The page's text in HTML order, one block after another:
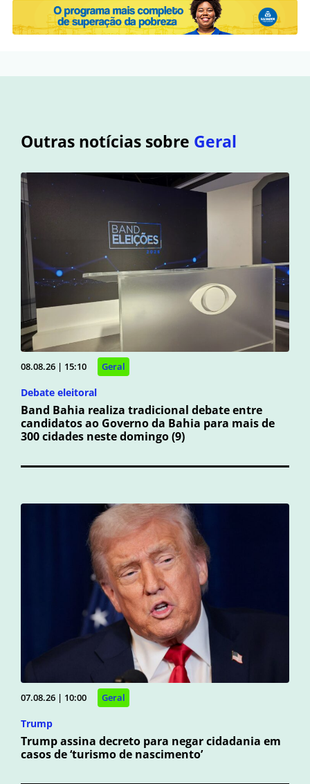
Outras notícias sobre Geral
08.08.26 | 15:10 Geral
Debate eleitoral
Band Bahia realiza tradicional debate entre
candidatos ao Governo da Bahia para mais de
300 cidades neste domingo (9)
07.08.26 | 10:00 Geral
Trump
Trump assina decreto para negar cidadania em
casos de ‘turismo de nascimento’